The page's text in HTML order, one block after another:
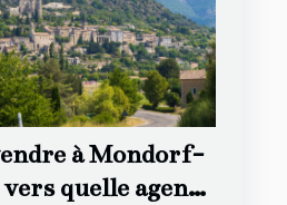
à Mondorf-
quelle agence